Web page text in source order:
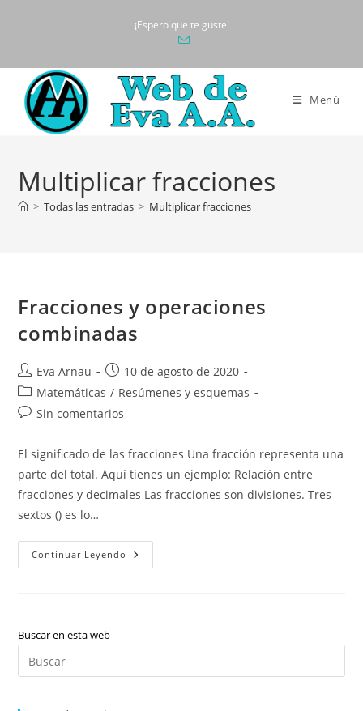
¡Espero que te guste!
Menú
Multiplicar fracciones
> Todas las entradas > Multiplicar fracciones
Fracciones y operaciones
combinadas
Autor
de
la
entrada:
Eva Arnau
Publicación
de
entrada:
10 de agosto de 2020
Categoría
de
Matemáticas / Resúmenes y esquemas
Comentarios
la
entrada:
Sin comentarios
El significado de las fracciones Una fracción representa una
parte del total. Aquí tienes un ejemplo: Relación entre
fracciones y decimales Las fracciones son divisiones. Tres
sextos () es lo…
Continuar Leyendo Fracciones
Y
Buscar en esta web